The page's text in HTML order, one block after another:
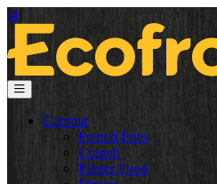
nl
Gamma
French Fries
Crunch
Finger Food